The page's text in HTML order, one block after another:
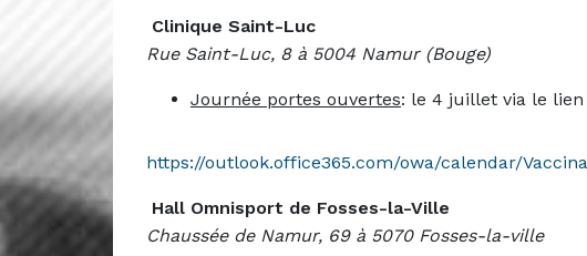
Clinique Saint-Luc
Rue Saint-Luc, 8 à 5004 Namur (Bouge)
Journée portes ouvertes: le 4 juillet via le lien
https://outlook.office365.com/owa/calendar/
Hall Omnisport de Fosses-la-Ville
Chaussée de Namur, 69 à 5070 Fosses-la-ville